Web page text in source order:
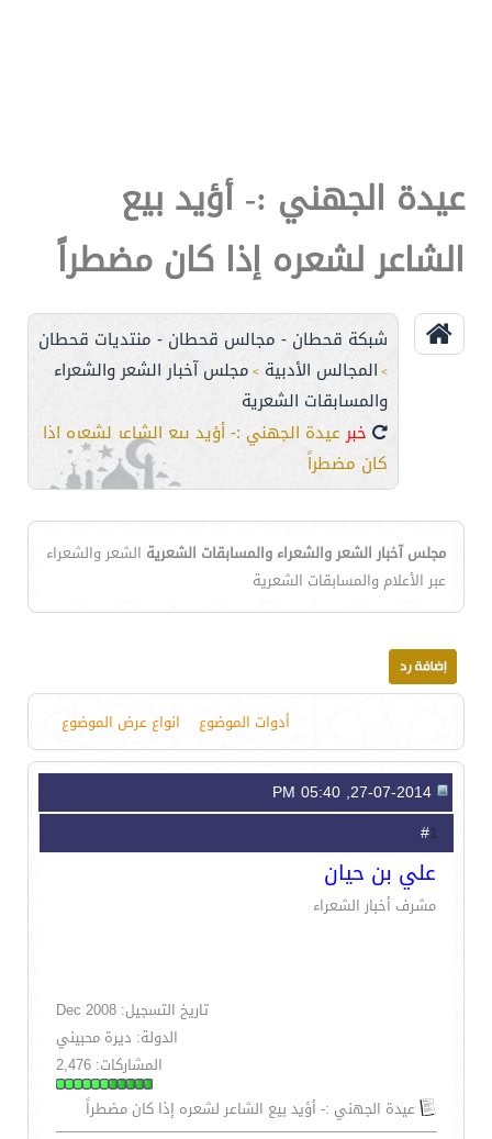
عيدة الجهني :- أؤيد بيع
الشاعر لشعره إذا كان مضطراً
شبكة قحطان - مجالس قحطان - منتديات قحطان
> المجالس الأدبية > مجلس آخبار الشعر والشعراء
والمسابقات الشعرية
خبرعيدة الجهني :- أؤيد بيع الشاعر لشعره إذا
كان مضطراً
مجلس آخبار الشعر والشعراء والمسابقات الشعرية الشعر والشعراء
عبر الأعلام والمسابقات الشعرية
أدوات الموضوع انواع عرض الموضوع
1
علي بن حيان
مشرف أخبار الشعراء
تاريخ التسجيل: Dec 2008
الدولة: ديرة محبيني
المشاركات: 2,476
عيدة الجهني :- أؤيد بيع الشاعر لشعره إذا كان مضطراً